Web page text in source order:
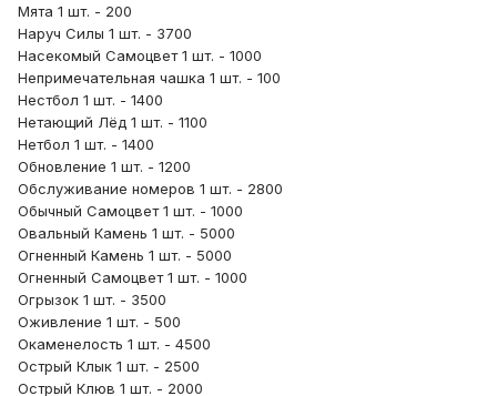
Мята 1 шт. - 200
Наруч Силы 1 шт. - 3700
Насекомый Самоцвет 1 шт. - 1000
Непримечательная чашка 1 шт. - 100
Нестбол 1 шт. - 1400
Нетающий Лёд 1 шт. - 1100
Нетбол 1 шт. - 1400
Обновление 1 шт. - 1200
Обслуживание номеров 1 шт. - 2800
Обычный Самоцвет 1 шт. - 1000
Овальный Камень 1 шт. - 5000
Огненный Камень 1 шт. - 5000
Огненный Самоцвет 1 шт. - 1000
Огрызок 1 шт. - 3500
Оживление 1 шт. - 500
Окаменелость 1 шт. - 4500
Острый Клык 1 шт. - 2500
Острый Клюв 1 шт. - 2000